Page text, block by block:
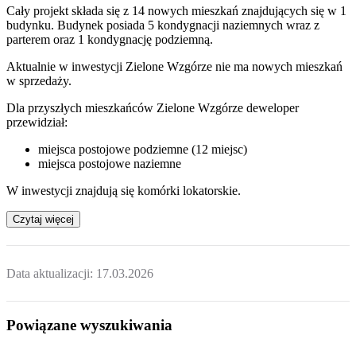
Cały projekt składa się z 14 nowych mieszkań znajdujących się w 1
budynku. Budynek posiada 5 kondygnacji naziemnych wraz z
parterem oraz 1 kondygnację podziemną.
Aktualnie w inwestycji Zielone Wzgórze nie ma nowych mieszkań
w sprzedaży.
Dla przyszłych mieszkańców Zielone Wzgórze deweloper
przewidział:
miejsca postojowe podziemne (12 miejsc)
miejsca postojowe naziemne
W inwestycji znajdują się komórki lokatorskie.
Czytaj więcej
Data aktualizacji: 17.03.2026
Powiązane wyszukiwania